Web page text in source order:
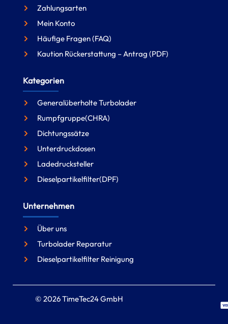
Zahlungsarten
Mein Konto
Häufige Fragen (FAQ)
Kaution Rückerstattung – Antrag (PDF)
Kategorien
Generalüberholte Turbolader
Rumpfgruppe(CHRA)
Dichtungssätze
Unterdruckdosen
Ladedrucksteller
Dieselpartikelfilter(DPF)
Unternehmen
Über uns
Turbolader Reparatur
Dieselpartikelfilter Reinigung
© 2026 TimeTec24 GmbH